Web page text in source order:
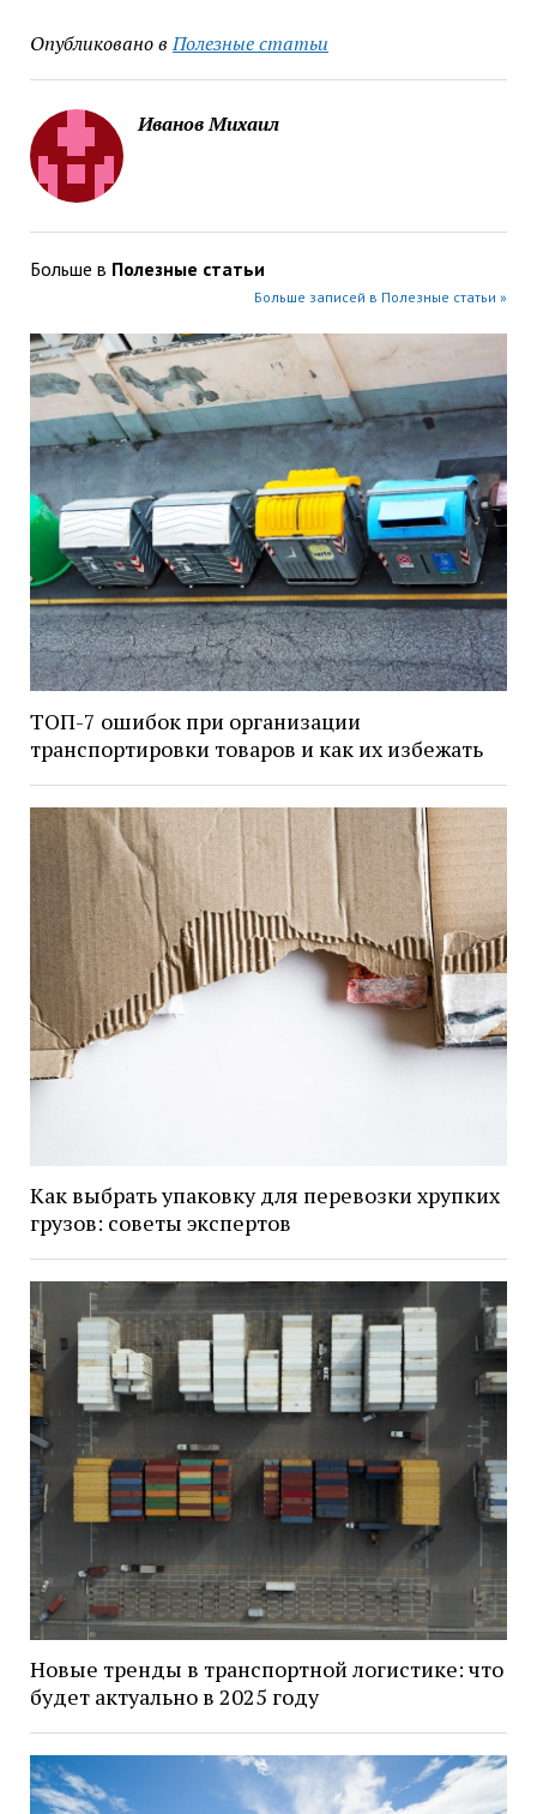
Опубликовано в Полезные статьи
Иванов Михаил
Больше в Полезные статьи
Больше записей в Полезные статьи »
ТОП-7 ошибок при организации
транспортировки товаров и как их избежать
Как выбрать упаковку для перевозки хрупких
грузов: советы экспертов
Новые тренды в транспортной логистике: что
будет актуально в 2025 году